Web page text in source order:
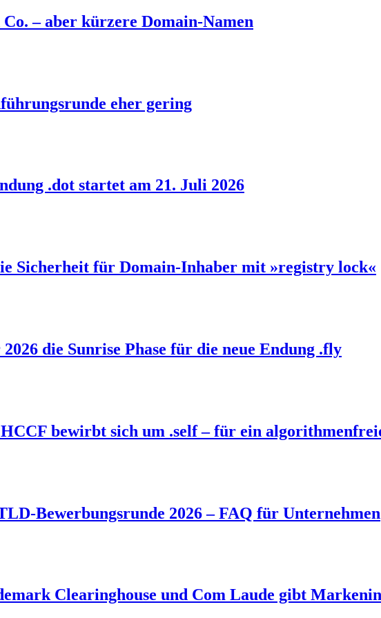
– aber kürzere Domain-Namen
eher gering
.dot startet am 21. Juli 2026
Sicherheit für Domain-Inhaber mit »registry lock«
die Sunrise Phase für die neue Endung .fly
bewirbt sich um .self – für ein
Bewerbungsrunde 2026 – FAQ für Unternehmen
Clearinghouse und Com Laude gibt